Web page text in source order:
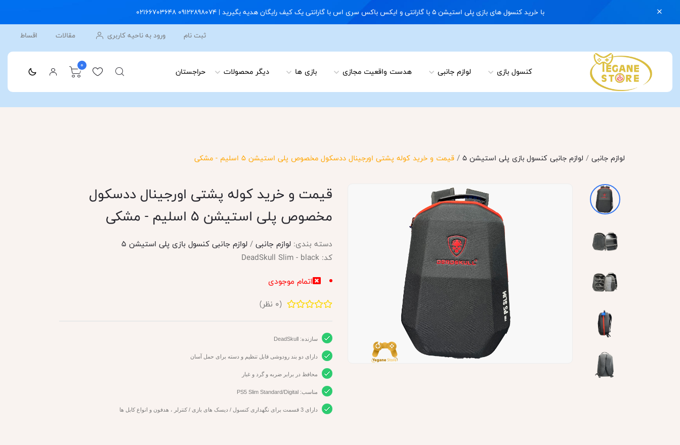
با خرید کنسول های بازی پلی استیشن 5 با گارانتی و ایکس باکس سری اس با گارانتی یک کیف رایگان هدیه بگیرید | 09122898074 02166703648
ثبت نام
ورود به ناحیه کاربری مقالات اقساط
کنسول بازی لوازم جانبی هدست واقعیت مجازی بازی ها دیگر محصولات حراجستان 0
لوازم جانبی / لوازم جانبی کنسول بازی پلی استیشن 5 /قیمت و خرید کوله پشتی اورجینال ددسکول مخصوص پلی استیشن 5 اسلیم - مشکی
قیمت و خرید کوله پشتی اورجینال ددسکول
مخصوص پلی استیشن 5 اسلیم - مشکی
دسته بندی: لوازم جانبی/لوازم جانبی کنسول بازی پلی استیشن 5
کد: DeadSkull Slim - black
اتمام موجودی
(
0 نظر)
سازنده: DeadSkull
دارای دو بند رودوشی قابل تنظیم و دسته برای حمل آسان
محافظ در برابر ضربه و گرد و غبار
مناسب: PS5 Slim Standard/Digital
دارای 3 قسمت برای نگهداری کنسول / دیسک های بازی / کنترلر ، هدفون و انواع کابل ها